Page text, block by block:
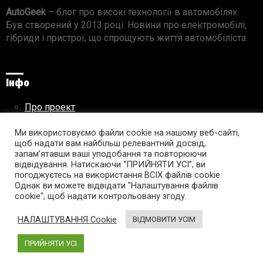
AutoGeek– блог про високі технології в автомобілях.
Був створений у 2013 році. Новини про електромобілі,
гібриди і пристрої, що спрощують життя автомобіліста.
Інфо
Про проект
Правила використання матеріалів
Підпишись на AutoGeek!
facebooktwitter instagramyoutube tumblr linkedin
Ми використовуємо файли cookie на нашому веб-сайті,
щоб надати вам найбільш релевантний досвід,
запам’ятавши ваші уподобання та повторюючи
відвідування. Натискаючи “ПРИЙНЯТИ УСІ”, ви
погоджуєтесь на використання ВСІХ файлів cookie.
Однак ви можете відвідати "Налаштування файлів
cookie", щоб надати контрольовану згоду.
НАЛАШТУВАННЯ Cookie ВІДМОВИТИ УСІМ
ПРИЙНЯТИ УСІ